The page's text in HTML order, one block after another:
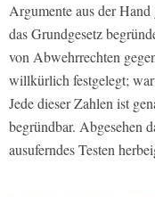
Argumente aus der
das Grundgesetz
von Abwehrrechten
willkürlich festgelegt;
Jede dieser Zahlen ist
begründbar. Abgesehen
ausuferndes Testen